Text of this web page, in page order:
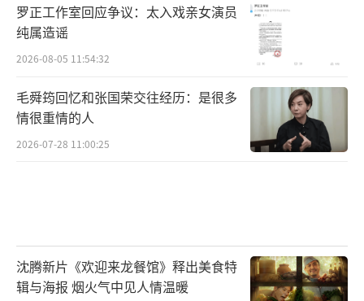
罗正工作室回应争议：太入戏亲女演员
纯属造谣
2026-08-05 11:54:32
毛舜筠回忆和张国荣交往经历：是很多
情很重情的人
2026-07-28 11:00:25
沈腾新片《欢迎来龙餐馆》释出美食特
辑与海报 烟火气中见人情温暖